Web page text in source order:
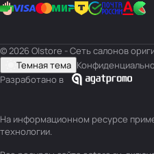
© 2026 O|store - Сеть салонов
Темная тема
Разработано в
На информационном ресурсе
технологии.